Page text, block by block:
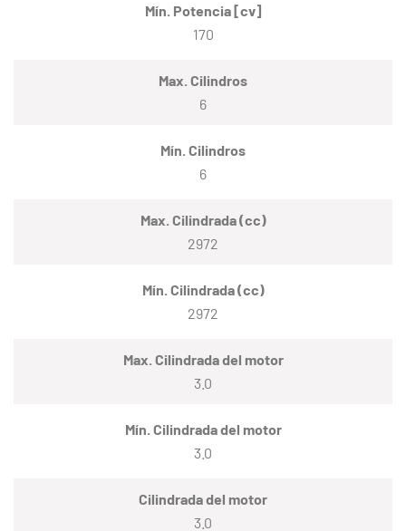
Mín. Potencia [cv]
170
Max. Cilindros
6
Mín. Cilindros
6
Max. Cilindrada (cc)
2972
Mín. Cilindrada (cc)
2972
Max. Cilindrada del motor
3.0
Mín. Cilindrada del motor
3.0
Cilindrada del motor
3.0